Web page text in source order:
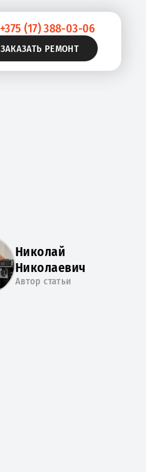
+375 (17) 388-03-06
ЗАКАЗАТЬ РЕМОНТ
Николай
Николаевич
Автор статьи